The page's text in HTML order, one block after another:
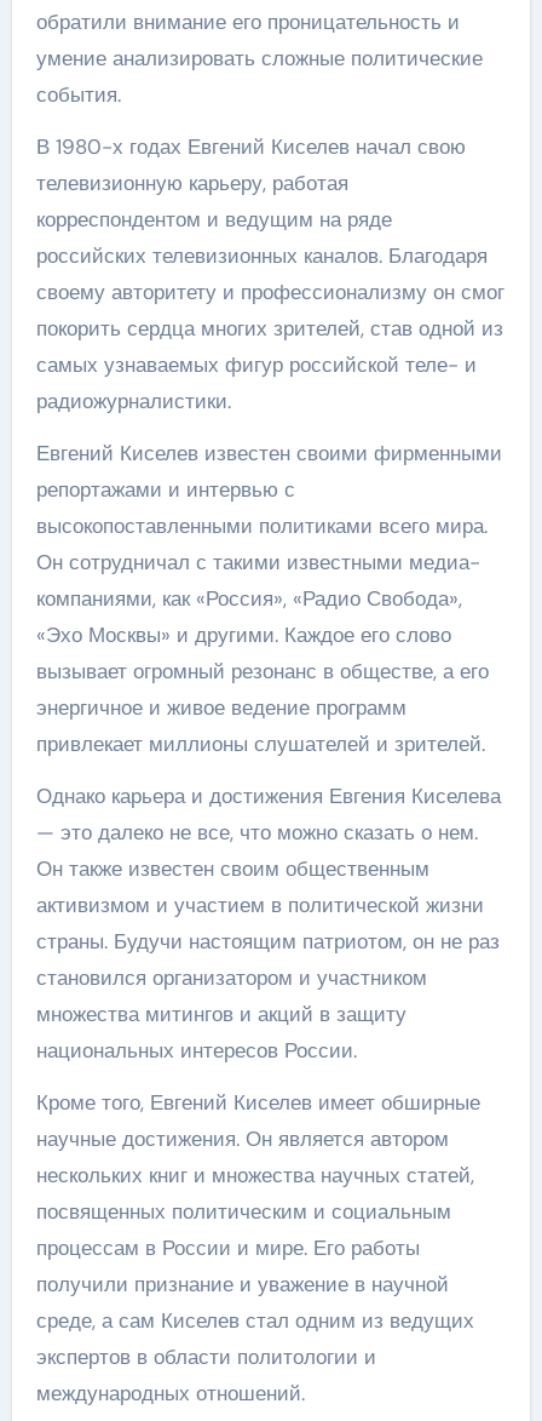
обратили внимание его проницательность и
умение анализировать сложные политические
события.
В 1980-х годах Евгений Киселев начал свою
телевизионную карьеру, работая
корреспондентом и ведущим на ряде
российских телевизионных каналов. Благодаря
своему авторитету и профессионализму он смог
покорить сердца многих зрителей, став одной из
самых узнаваемых фигур российской теле- и
радиожурналистики.
Евгений Киселев известен своими фирменными
репортажами и интервью с
высокопоставленными политиками всего мира.
Он сотрудничал с такими известными медиа-
компаниями, как «Россия», «Радио Свобода»,
«Эхо Москвы» и другими. Каждое его слово
вызывает огромный резонанс в обществе, а его
энергичное и живое ведение программ
привлекает миллионы слушателей и зрителей.
Однако карьера и достижения Евгения Киселева
— это далеко не все, что можно сказать о нем.
Он также известен своим общественным
активизмом и участием в политической жизни
страны. Будучи настоящим патриотом, он не раз
становился организатором и участником
множества митингов и акций в защиту
национальных интересов России.
Кроме того, Евгений Киселев имеет обширные
научные достижения. Он является автором
нескольких книг и множества научных статей,
посвященных политическим и социальным
процессам в России и мире. Его работы
получили признание и уважение в научной
среде, а сам Киселев стал одним из ведущих
экспертов в области политологии и
международных отношений.